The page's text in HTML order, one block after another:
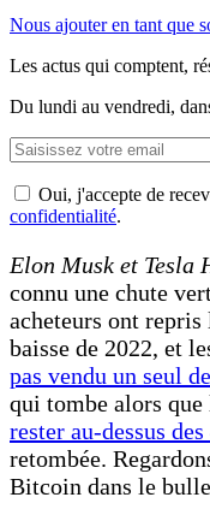
Nous ajouter en tant que
Les actus qui comptent,
Du lundi au vendredi,
Oui, j'accepte de
confidentialité.
Elon Musk et Tesla
connu une chute
acheteurs ont
baisse de 2022, et
pas vendu un seul
qui tombe alors que
rester au-dessus
retombée.
Bitcoin dans le